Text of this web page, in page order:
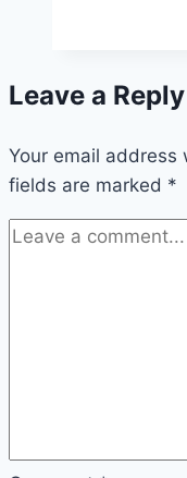
Leave a Reply
Your email address
fields are marked *